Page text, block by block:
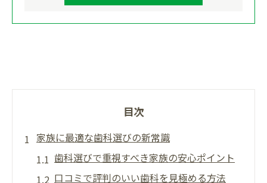
目次
家族に最適な歯科選びの新常識
歯科選びで重視すべき家族の安心ポイント
口コミで評判のいい歯科を見極める方法